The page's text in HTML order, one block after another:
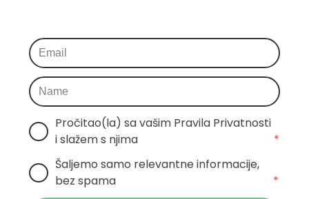
Pročitao(la) sa vašim Pravila Privatnosti
i slažem s njima
*
Šaljemo samo relevantne informacije,
bez spama
*